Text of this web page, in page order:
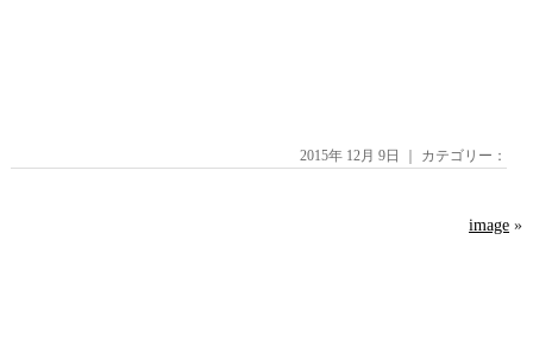
2015年 12月 9日 ｜ カテゴリー：
image »